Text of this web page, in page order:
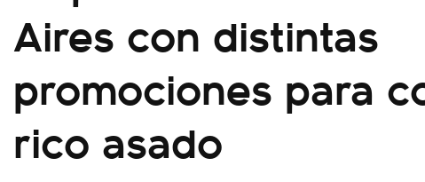
Aires con distintas
promociones para
rico asado